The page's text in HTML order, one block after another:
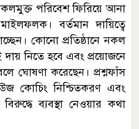
পরিবেশ ফিরিয়ে আনা
বর্তমান দায়িত্বে
কোনো প্রতিষ্ঠানে নকল
দায় নিতে হবে এবং প্রয়োজনে
ঘোষণা করেছেন। প্রশ্নফাঁস
কোচিং নিশ্চিতকরণ এবং
ব্যবস্থা নেওয়ার কথা